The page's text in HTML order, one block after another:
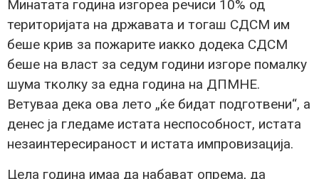
Минатата година изгореа речиси 10% од
територијата на државата и тогаш СДСМ им
беше крив за пожарите иакко додека СДСМ
беше на власт за седум години изгоре помалку
шума тколку за една година на ДПМНЕ.
Ветуваа дека ова лето „ќе бидат подготвени“, а
денес ја гледаме истата неспособност, истата
незаинтересираност и истата импровизација.
Цела година имаа да набават опрема, да